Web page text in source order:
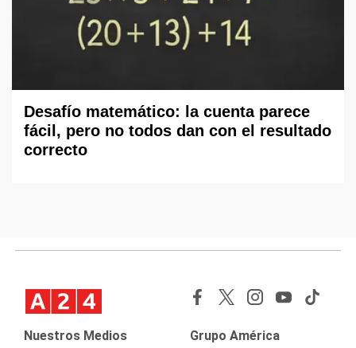
Desafío matemático: la cuenta parece
fácil, pero no todos dan con el resultado
correcto
Nuestros Medios Grupo América